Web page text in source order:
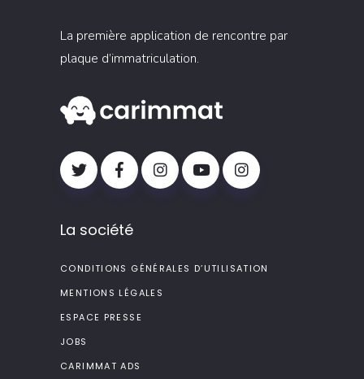
La première application de rencontre par
plaque d’immatriculation.
La société
CONDITIONS GÉNÉRALES D’UTILISATION
MENTIONS LÉGALES
ESPACE PRESSE
JOBS
CARIMMAT ADS